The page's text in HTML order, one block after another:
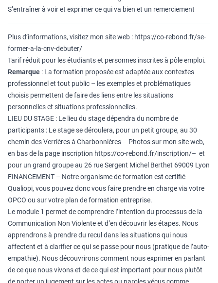
S’entraîner à voir et exprimer ce qui va bien et un remerciement
Plus d’informations, visitez mon site web : https://co-rebond.fr/se-
former-a-la-cnv-debuter/
Tarif réduit pour les étudiants et personnes inscrites à pôle emploi.
Remarque : La formation proposée est adaptée aux contextes
professionnel et tout public – les exemples et problématiques
choisis permettent de faire des liens entre les situations
personnelles et situations professionnelles.
LIEU DU STAGE : Le lieu du stage dépendra du nombre de
participants : Le stage se déroulera, pour un petit groupe, au 30
chemin des Verrières à Charbonnières – Photos sur mon site web,
en bas de la page inscription https://co-rebond.fr/inscription/– et
pour un grand groupe au 26 rue Sergent Michel Berthet 69009 Lyon
FINANCEMENT – Notre organisme de formation est certifié
Qualiopi, vous pouvez donc vous faire prendre en charge via votre
OPCO ou sur votre plan de formation entreprise.
Le module 1 permet de comprendre l’intention du processus de la
Communication Non Violente et d’en découvrir les étapes. Nous
apprendrons à prendre du recul dans les situations qui nous
affectent et à clarifier ce qui se passe pour nous (pratique de l’auto-
empathie). Nous découvrirons comment nous exprimer en parlant
de ce que nous vivons et de ce qui est important pour nous plutôt